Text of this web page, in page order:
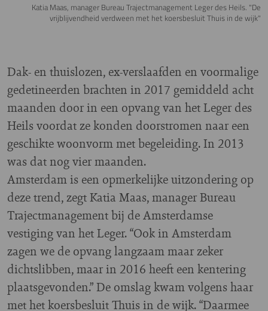
Katia Maas, manager Bureau Trajectmanagement Leger des Heils. "De
vrijblijvendheid verdween met het koersbesluit Thuis in de wijk"
Dak- en thuislozen, ex-verslaafden en voormalige
gedetineerden brachten in 2017 gemiddeld acht
maanden door in een opvang van het Leger des
Heils voordat ze konden doorstromen naar een
geschikte woonvorm met begeleiding. In 2013
was dat nog vier maanden.
Amsterdam is een opmerkelijke uitzondering op
deze trend, zegt Katia Maas, manager Bureau
Trajectmanagement bij de Amsterdamse
vestiging van het Leger. “Ook in Amsterdam
zagen we de opvang langzaam maar zeker
dichtslibben, maar in 2016 heeft een kentering
plaatsgevonden.” De omslag kwam volgens haar
met het koersbesluit Thuis in de wijk. “Daarmee